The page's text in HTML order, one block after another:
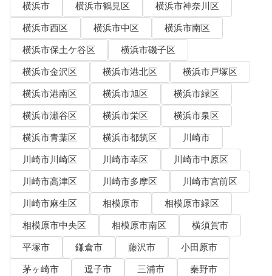
横浜市 横浜市鶴見区
横浜市神奈川区
横浜市西区
横浜市中区
横浜市南区
横浜市保土ケ谷区
横浜市磯子区
横浜市金沢区
横浜市港北区
横浜市戸塚区
横浜市港南区
横浜市旭区
横浜市緑区
横浜市瀬谷区
横浜市栄区
横浜市泉区
横浜市青葉区
横浜市都筑区
川崎市
川崎市川崎区
川崎市幸区
川崎市中原区
川崎市高津区
川崎市多摩区
川崎市宮前区
川崎市麻生区
相模原市
相模原市緑区
相模原市中央区
相模原市南区
横須賀市
平塚市
鎌倉市 藤沢市
小田原市
茅ヶ崎市
逗子市 三浦市
秦野市